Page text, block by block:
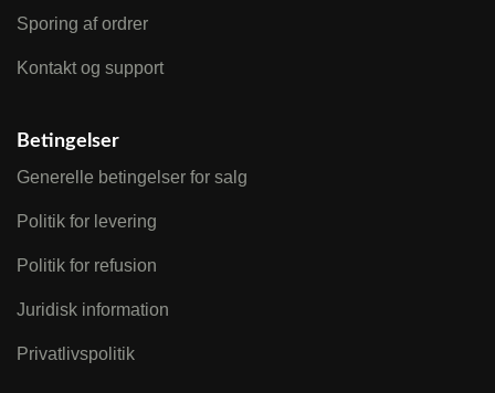
Sporing af ordrer
Kontakt og support
Betingelser
Generelle betingelser for salg
Politik for levering
Politik for refusion
Juridisk information
Privatlivspolitik